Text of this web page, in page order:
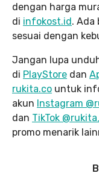
dengan harga
di infokost.id. Ada
sesuai dengan
Jangan lupa
di PlayStore dan
rukita.co untuk
akun Instagram
dan TikTok
promo menarik